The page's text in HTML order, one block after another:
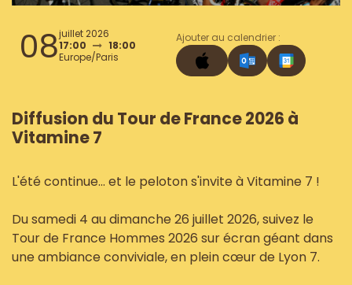
08juillet 2026
17:00
18:00
Europe/Paris
Ajouter au calendrier :
Diffusion du Tour de France 2026 à
Vitamine 7
L'été continue... et le peloton s'invite à Vitamine 7 !
Du samedi 4 au dimanche 26 juillet 2026, suivez le
Tour de France Hommes 2026 sur écran géant dans
une ambiance conviviale, en plein cœur de Lyon 7.